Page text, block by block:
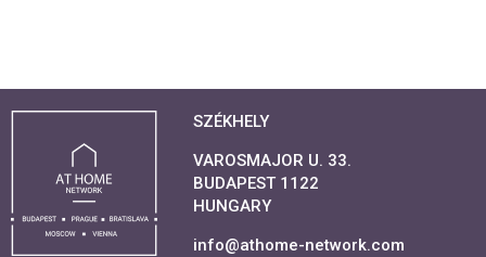
SZÉKHELY
VAROSMAJOR U. 33.
BUDAPEST 1122
HUNGARY
info@athome-network.com